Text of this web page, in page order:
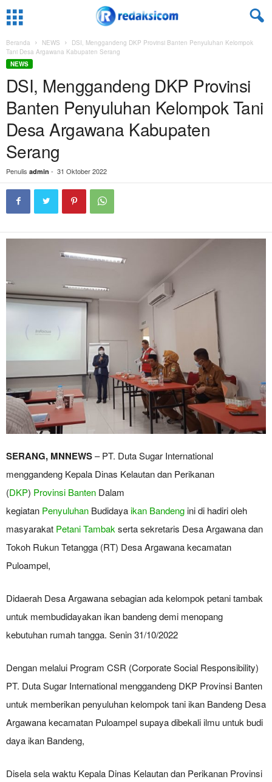
Beranda NEWS
DSI, Menggandeng DKP Provinsi Banten Penyuluhan Kelompok
Tani Desa Argawana Kabupaten Serang
NEWS
DSI, Menggandeng DKP Provinsi
Banten Penyuluhan Kelompok Tani
Desa Argawana Kabupaten
Serang
Penulis admin - 31 Oktober 2022
SERANG, MNNEWS– PT. Duta Sugar International
menggandeng Kepala Dinas Kelautan dan Perikanan
(DKP) Provinsi Banten Dalam
kegiatan Penyuluhan Budidayaikan Bandengini di hadiri oleh
masyarakat Petani Tambak serta sekretaris Desa Argawana dan
Tokoh Rukun Tetangga (RT) Desa Argawana kecamatan
Puloampel,
Didaerah Desa Argawana sebagian ada kelompok petani tambak
untuk membudidayakan ikan bandeng demi menopang
kebutuhan rumah tangga. Senin 31/10/2022
Dengan melalui Program CSR (Corporate Social Responsibility)
PT. Duta Sugar International menggandeng DKP Provinsi Banten
untuk memberikan penyuluhan kelompok tani ikan Bandeng Desa
Argawana kecamatan Puloampel supaya dibekali ilmu untuk budi
daya ikan Bandeng,
Disela sela waktu Kepala Dinas Kelautan dan Perikanan Provinsi